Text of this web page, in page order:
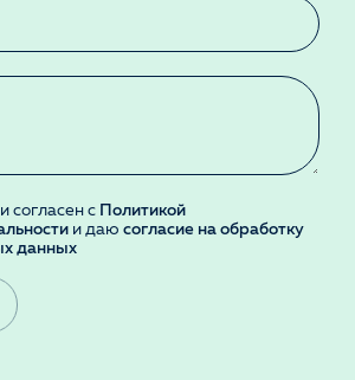
согласен с Политикой
и даю согласие на обработку
данных